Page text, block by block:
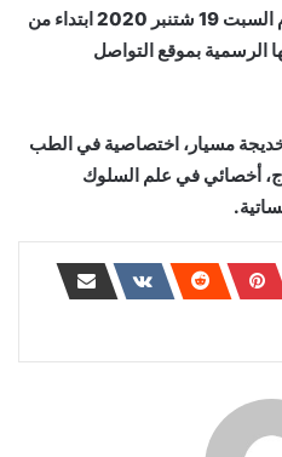
وباء فيروس كوفيد 19″، وذلك يوم السبت 19 شتنبر 2020 ابتداء من
الرسمية بموقع التواصل
مسيار، اختصاصية في الطب
أخصائي في علم السلوك